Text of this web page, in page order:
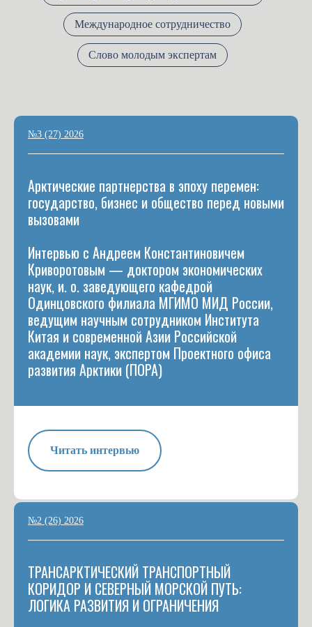
Международное сотрудничество
Слово молодым экспертам
№3 (27) 2026
Арктические партнерства в эпоху перемен:
государство, бизнес и общество перед новыми
вызовами
Интервью с Андреем Константиновичем
Криворотовым — доктором экономических
наук, и. о. заведующего кафедрой
Одинцовского филиала МГИМО МИД России,
ведущим научным сотрудником Института
Китая и современной Азии Российской
академии наук, экспертом Проектного офиса
развития Арктики (ПОРА)
Читать интервью
№2 (26) 2026
ТРАНСАРКТИЧЕСКИЙ ТРАНСПОРТНЫЙ
КОРИДОР И СЕВЕРНЫЙ МОРСКОЙ ПУТЬ:
ЛОГИКА РАЗВИТИЯ И ОГРАНИЧЕНИЯ